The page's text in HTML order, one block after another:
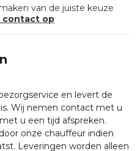
van de juiste keuze
contact op
en levert de
Wij nemen contact met u
u een tijd afspreken.
onze chauffeur indien
Leveringen worden alleen